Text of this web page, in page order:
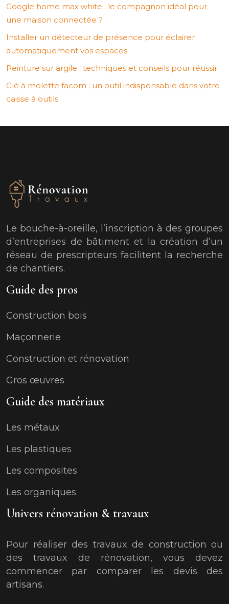
Google home max white : le compagnon idéal pour
une maison connectée ?
Installer un détecteur de présence pour éclairer
automatiquement vos espaces
Peinture sur argile : techniques et conseils pour réussir
Clé à molette facom : un outil indispensable dans votre
caisse à outils
Le bouche-à-oreille, l’inscription à des groupes
d’entreprises de bâtiment et la création d’un
réseau de prescripteurs facilitent la recherche
de chantiers.
Guide des pros
Construction bois
Maçonnerie
Construction et rénovation
Gros œuvres
Guide des matériaux
Les métaux
Les plastiques
Les composites
Les organiques
Univers rénovation & travaux
Pour réaliser des travaux de construction ou
des travaux de rénovation, vous devez
commencer par comparer les devis des
artisans.